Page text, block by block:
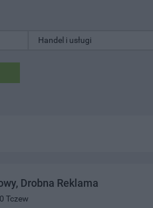
Drobna Reklama
Tczew